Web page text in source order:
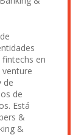
en
de
de
Está
&
&